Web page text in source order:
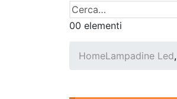
00 elementi
HomeLampadine Led,